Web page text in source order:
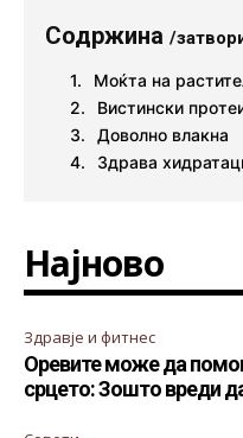
Содржина /
Моќта на
Вистински
Доволно влакна
Здрава
Најново
Здравје и фитнес
Оревите може да
срцето: Зошто вреди